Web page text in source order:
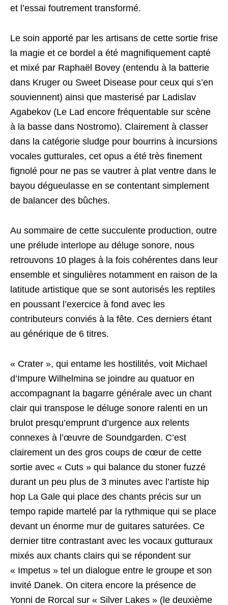
et l’essai foutrement transformé.
Le soin apporté par les artisans de cette sortie frise
la magie et ce bordel a été magnifiquement capté
et mixé par Raphaël Bovey (entendu à la batterie
dans Kruger ou Sweet Disease pour ceux qui s’en
souviennent) ainsi que masterisé par Ladislav
Agabekov (Le Lad encore fréquentable sur scène
à la basse dans Nostromo). Clairement à classer
dans la catégorie sludge pour bourrins à incursions
vocales gutturales, cet opus a été très finement
fignolé pour ne pas se vautrer à plat ventre dans le
bayou dégueulasse en se contentant simplement
de balancer des bûches.
Au sommaire de cette succulente production, outre
une prélude interlope au déluge sonore, nous
retrouvons 10 plages à la fois cohérentes dans leur
ensemble et singulières notamment en raison de la
latitude artistique que se sont autorisés les reptiles
en poussant l’exercice à fond avec les
contributeurs conviés à la fête. Ces derniers étant
au générique de 6 titres.
« Crater », qui entame les hostilités, voit Michael
d’Impure Wilhelmina se joindre au quatuor en
accompagnant la bagarre générale avec un chant
clair qui transpose le déluge sonore ralenti en un
brulot presqu’emprunt d’urgence aux relents
connexes à l’œuvre de Soundgarden. C’est
clairement un des gros coups de cœur de cette
sortie avec « Cuts » qui balance du stoner fuzzé
durant un peu plus de 3 minutes avec l’artiste hip
hop La Gale qui place des chants précis sur un
tempo rapide martelé par la rythmique qui se place
devant un énorme mur de guitares saturées. Ce
dernier titre contrastant avec les vocaux gutturaux
mixés aux chants clairs qui se répondent sur
« Impetus » tel un dialogue entre le groupe et son
invité Danek. On citera encore la présence de
Yonni de Rorcal sur « Silver Lakes » (le deuxième